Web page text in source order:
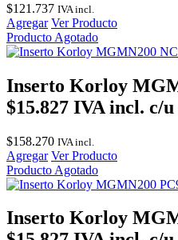
$121.737 IVA incl.
Agregar Ver Producto
Producto Agotado
Inserto Korloy
$15.827 IVA incl. c/u
$158.270 IVA incl.
Agregar Ver Producto
Producto Agotado
Inserto Korloy